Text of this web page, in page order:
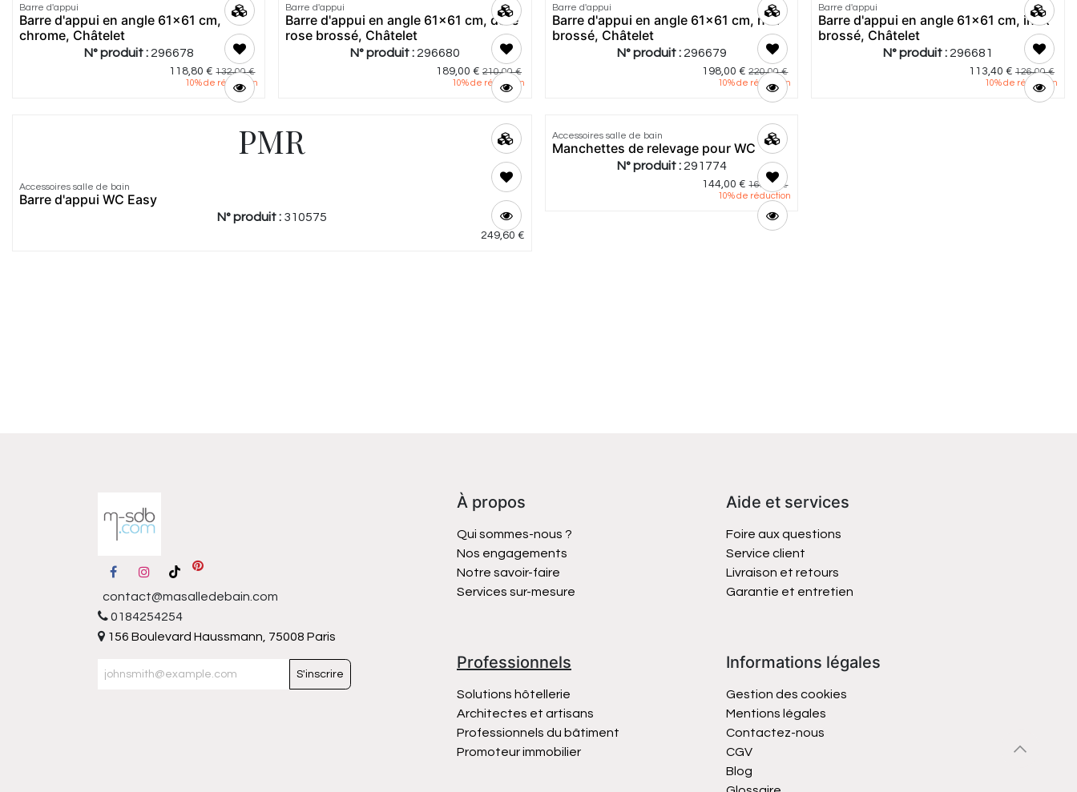
Barre d'appui
Barre d'appui en angle 61x61 cm,
chrome, Châtelet
N° produit : 296678
118,80 € 132,00€
10% de réduction
Barre d'appui
Barre d'appui en angle 61x61 cm, doré
rose brossé, Châtelet
N° produit : 296680
189,00 € 210,00€
10% de réduction
Barre d'appui
Barre d'appui en angle 61x61 cm, noir
brossé, Châtelet
N° produit : 296679
198,00 € 220,00€
10% de réduction
Barre d'appui
Barre d'appui en angle 61x61 cm, inox
brossé, Châtelet
N° produit : 296681
113,40 € 126,00€
10% de réduction
PMR
Accessoires salle de bain
Barre d'appui WC Easy
N° produit : 310575
249,60 €
Accessoires salle de bain
Manchettes de relevage pour WC
N° produit : 291774
144,00 € 160,00 €
10% de réduction
contact@masalledebain.com
0184254254
156 Boulevard Haussmann, 75008 Paris
S'inscrire
Professionnels
Solutions hôtellerie
Architectes et artisans
Professionnels du bâtiment
Promoteur immobilier
À propos
Qui sommes-nous ?
Nos engagements
Notre savoir-faire
Services sur-mesure
Aide et services
Foire aux questions
Service client
Livraison et retours
Garantie et entretien
Informations légales
Gestion des cookies
Mentions légales
Contactez-nous
CGV
Blog